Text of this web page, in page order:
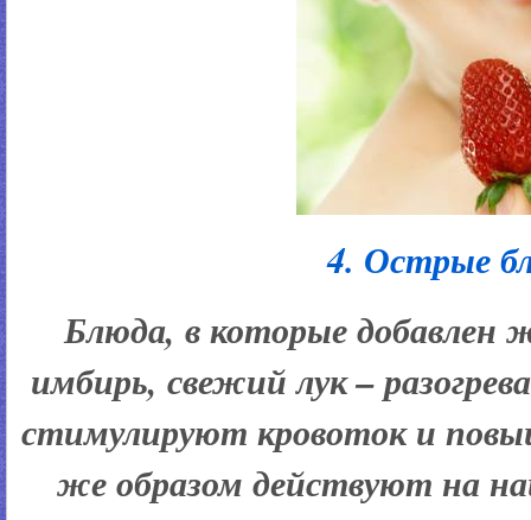
4. Острые
Блюда, в которые добавлен
имбирь, свежий лук –
стимулируют кровоток и
же образом действуют на